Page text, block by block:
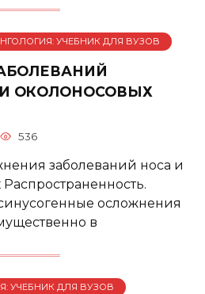
УЧЕБНИК ДЛЯ ВУЗОВ
ОКОЛОНОСОВЫХ
536
заболеваний носа и
осложнения
в
УЧЕБНИК ДЛЯ ВУЗОВ